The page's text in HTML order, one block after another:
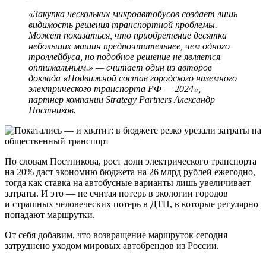
«Закупка нескольких микроавтобусов создает лишь
видимость решения транспортной проблемы.
Может показаться, что приобретение десятка
небольших машин предпочтительнее, чем одного
троллейбуса, но подобное решение не является
оптимальным.» — считает один из авторов
доклада «Подвижной состав городского наземного
электрического транспорта РФ — 2024»,
партнер компании Strategy Partners Александр
Постников.
По словам Постникова, рост доли электрического транспорта
на 20% даст экономию бюджета на 26 млрд рублей ежегодно,
тогда как ставка на автобусные варианты лишь увеличивает
затраты. И это — не считая потерь в экологии городов
и страшных человеческих потерь в ДТП, в которые регулярно
попадают маршрутки.
От себя добавим, что возвращение маршруток сегодня
затруднено уходом мировых автобрендов из России.